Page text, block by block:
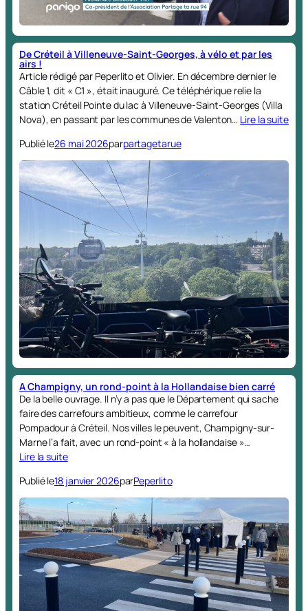
De Créteil à Villeneuve-Saint-Georges, à vélo et par les
airs !
Article rédigé par Peperlito et Olivier. En décembre dernier le
Câble 1, dit « C1 », était inauguré. Ce téléphérique relie la
station Créteil Pointe du lac à Villeneuve-Saint-Georges (Villa
Nova), en passant par les communes de Valenton… Lire la suite
Publié le26 mai 2026parpartagetarue
A Champigny, un rond-point à la Hollandaise bien carré
De la belle ouvrage. Il n’y a pas que le Département qui sache
faire des carrefours ambitieux, comme le carrefour
Pompadour à Créteil. Nos villes le peuvent, Champigny-sur-
Marne l’a fait, avec un rond-point « à la hollandaise »…
Lire la suite
Publié le18 janvier 2026parPeperlito